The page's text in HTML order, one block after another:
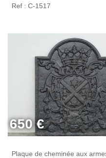
Ref : C-1517
650 €
Plaque de cheminée aux